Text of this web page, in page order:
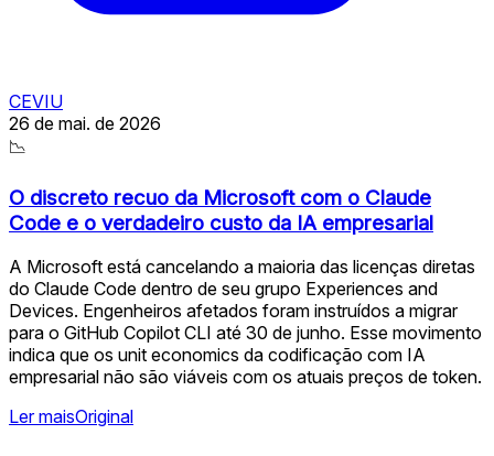
CEVIU
26 de mai. de 2026
📉
O discreto recuo da Microsoft com o Claude
Code e o verdadeiro custo da IA empresarial
A Microsoft está cancelando a maioria das licenças diretas
do Claude Code dentro de seu grupo Experiences and
Devices. Engenheiros afetados foram instruídos a migrar
para o GitHub Copilot CLI até 30 de junho. Esse movimento
indica que os unit economics da codificação com IA
empresarial não são viáveis com os atuais preços de token.
Ler maisOriginal